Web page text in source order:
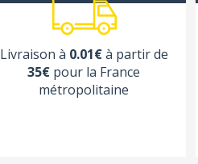
Livraison à 0.01€à partir de
35€ pour la France
métropolitaine